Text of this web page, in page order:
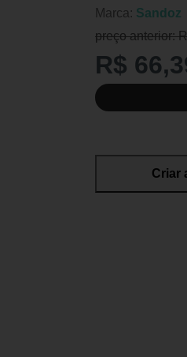
Marca: Sandoz
preço anterior:
R$
Criar